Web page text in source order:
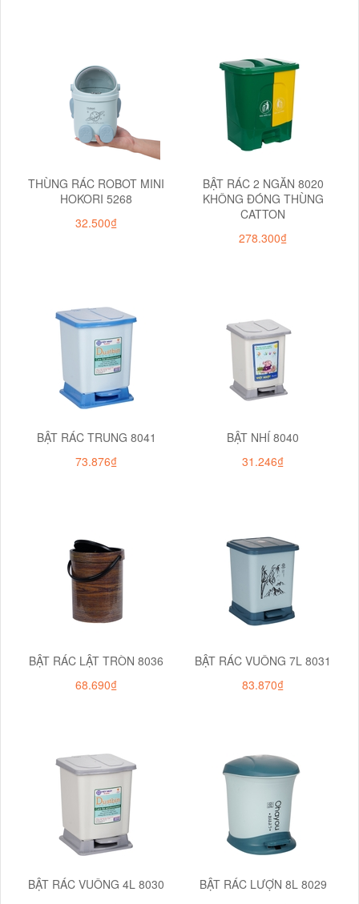
THÙNG RÁC ROBOT MINI
HOKORI 5268
32.500₫
BẬT RÁC 2 NGĂN 8020
KHÔNG ĐÓNG THÙNG
CATTON
278.300₫
BẬT RÁC TRUNG 8041
73.876₫
BẬT NHÍ 8040
31.246₫
BẬT RÁC LẬT TRÒN 8036
68.690₫
BẬT RÁC VUÔNG 7L 8031
83.870₫
BẬT RÁC VUÔNG 4L 8030
BẬT RÁC LƯỢN 8L 8029